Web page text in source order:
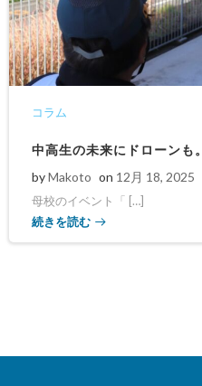
コラム
中高生の未来にドローンも。
byMakoto on 12月 18, 2025
母校のイベント「 […]
続きを読む